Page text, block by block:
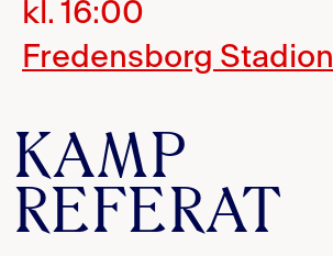
kl. 16:00
Fredensborg Stadion
KAMP
REFERAT